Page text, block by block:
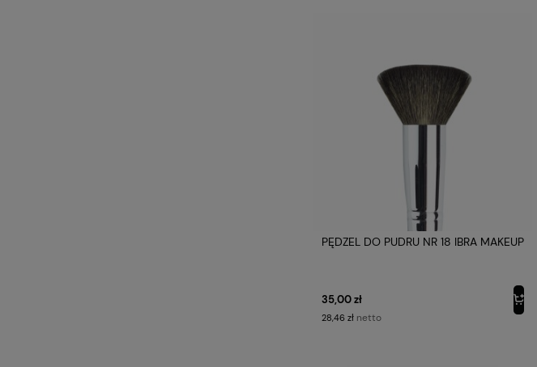
PĘDZEL DO PUDRU NR 18 IBRA MAKEUP
35,00 zł
28,46 zł netto